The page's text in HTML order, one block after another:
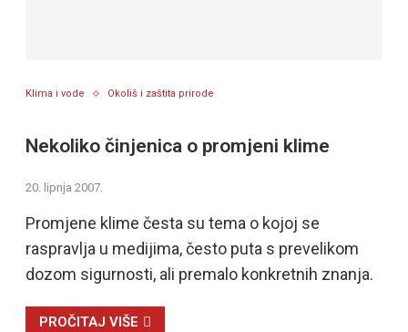
Klima i vode Okoliš i zaštita prirode
Nekoliko činjenica o promjeni klime
20. lipnja 2007.
Promjene klime česta su tema o kojoj se
raspravlja u medijima, često puta s prevelikom
dozom sigurnosti, ali premalo konkretnih znanja.
PROČITAJ VIŠE